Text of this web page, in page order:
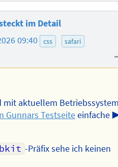
im Detail
09:40 css safari
mit aktuellem
Gunnars Testseiteeinfache
-Präfix sehe ich keinen